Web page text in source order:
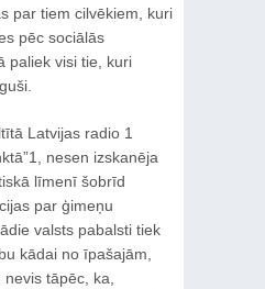
par tiem cilvēkiem, kuri
pēc sociālās
paliek visi tie, kuri
Latvijas radio 1
nesen izskanēja
līmenī šobrīd
par ģimeņu
valsts pabalsti tiek
kādai no īpašajām,
tāpēc, ka,